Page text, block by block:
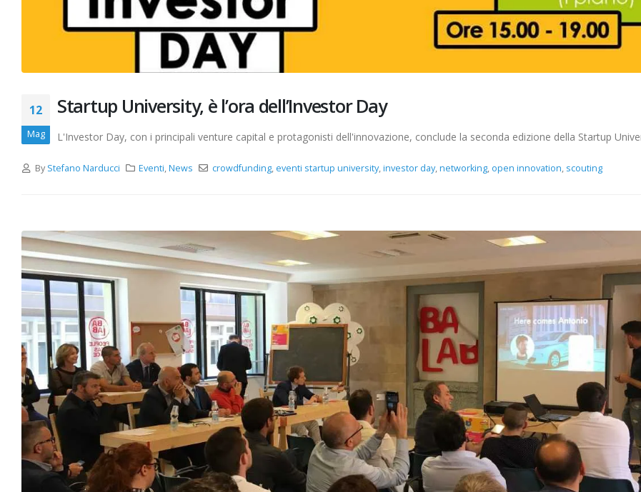
12
Mag
Startup University, è l’ora dell’Investor Day
L'Investor Day, con i principali venture capital e protagonisti dell'innovazione, conclude la seconda edizione della Startup
By Stefano Narducci Eventi,News crowdfunding, eventi startup university,investor day,networking, open innovation, scouting